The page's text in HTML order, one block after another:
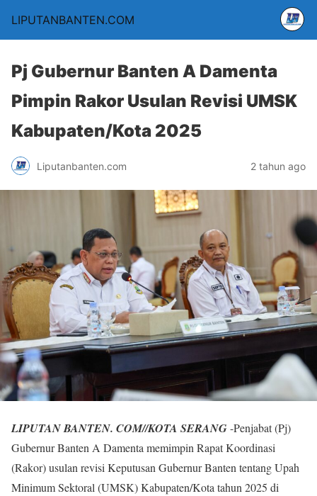
LIPUTANBANTEN.COM
Pj Gubernur Banten A Damenta
Pimpin Rakor Usulan Revisi UMSK
Kabupaten/Kota 2025
Liputanbanten.com 2 tahun ago
LIPUTAN BANTEN. COM//KOTA SERANG-Penjabat (Pj)
Gubernur Banten A Damenta memimpin Rapat Koordinasi
(Rakor) usulan revisi Keputusan Gubernur Banten tentang Upah
Minimum Sektoral (UMSK) Kabupaten/Kota tahun 2025 di